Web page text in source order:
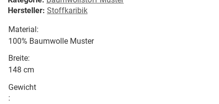
Hersteller: Stoffkaribik
Material:
100% Baumwolle Muster
Breite:
148 cm
Gewicht
: